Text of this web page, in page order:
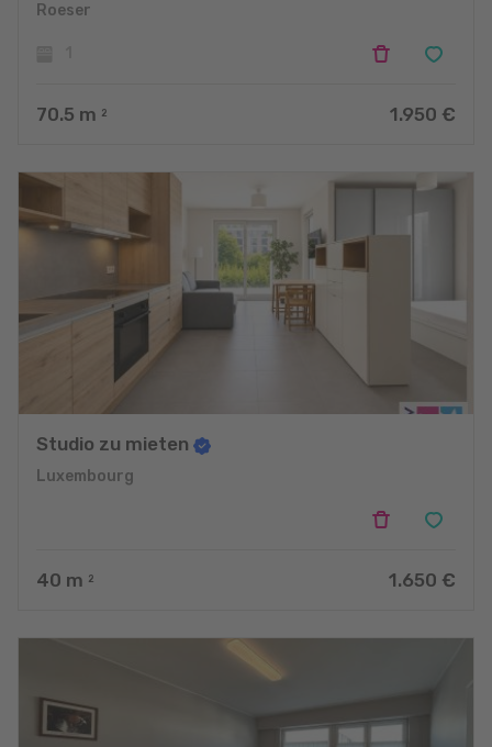
Roeser
70.5 m 2 1.950 €
Studio zu mieten
Luxembourg
40 m 2 1.650 €